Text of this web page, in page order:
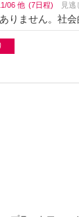
06 他 (7日程) 見逃
りません。社
体例を交えな
伝えします。